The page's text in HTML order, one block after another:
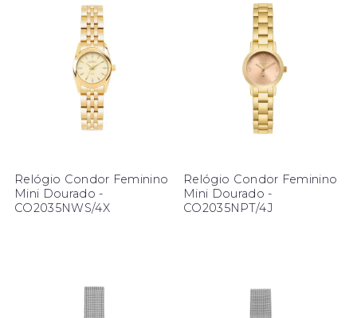
Relógio Condor Feminino
Mini Dourado -
CO2035NWS/4X
Relógio Condor Feminino
Mini Dourado -
CO2035NPT/4J